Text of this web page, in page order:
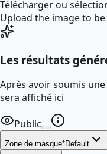
Télécharger ou
Upload the image to
Les résultats
Après avoir soumis
sera affiché ici
Public
Zone de masque*Default